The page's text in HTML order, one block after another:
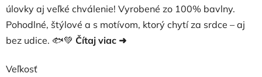
úlovky aj veľké chválenie! Vyrobené zo 100% bavlny.
Pohodlné, štýlové a s motívom, ktorý chytí za srdce – aj
bez udice. 🐟💚 Čítaj viac ➜
Veľkosť